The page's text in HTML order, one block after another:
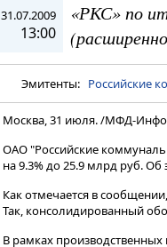
31.07.2009
13:00
«РКС» по
Эмитенты: Российские
Москва, 31 июля. /МФД-
ОАО "Российские
на 9.3% до 25.9 млрд руб.
Как отмечается в
Так, консолидированный
В рамках